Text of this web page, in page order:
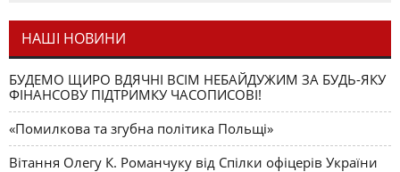
НАШІ НОВИНИ
БУДЕМО ЩИРО ВДЯЧНІ ВСІМ НЕБАЙДУЖИМ ЗА БУДЬ-ЯКУ
ФІНАНСОВУ ПІДТРИМКУ ЧАСОПИСОВІ!
«Помилкова та згубна політика Польщі»
Вітання Олегу К. Романчуку від Спілки офіцерів України